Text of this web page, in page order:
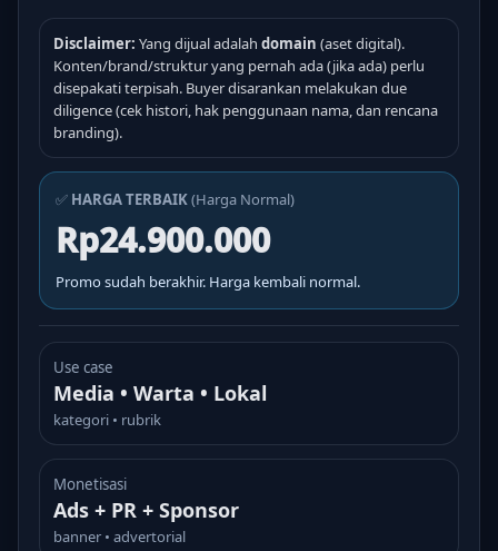
Disclaimer: Yang dijual adalah domain (aset digital).
Konten/brand/struktur yang pernah ada (jika ada) perlu
disepakati terpisah. Buyer disarankan melakukan due
diligence (cek histori, hak penggunaan nama, dan rencana
branding).
✅ HARGA TERBAIK(Harga Normal)
Rp24.900.000
Promo sudah berakhir. Harga kembali normal.
Use case
Media • Warta • Lokal
kategori • rubrik
Monetisasi
Ads + PR + Sponsor
banner • advertorial